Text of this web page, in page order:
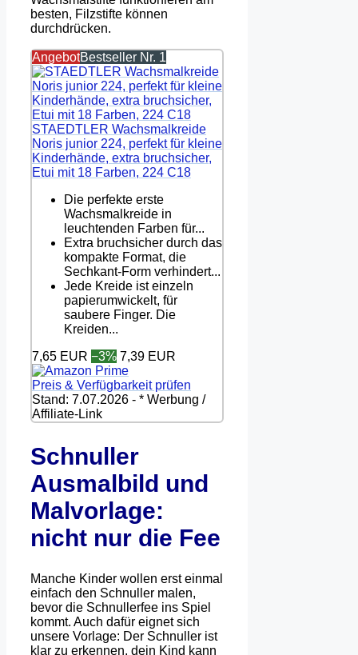
besten, Filzstifte können
durchdrücken.
AngebotBestseller Nr. 1
STAEDTLER Wachsmalkreide
Noris junior 224, perfekt für kleine
Kinderhände, extra bruchsicher,
Etui mit 18 Farben, 224 C18
Die perfekte erste
Wachsmalkreide in
leuchtenden Farben für...
Extra bruchsicher durch das
kompakte Format, die
Sechkant-Form verhindert...
Jede Kreide ist einzeln
papierumwickelt, für
saubere Finger. Die
Kreiden...
7,65 EUR −3% 7,39 EUR
Preis & Verfügbarkeit prüfen
Stand: 7.07.2026 - * Werbung /
Affiliate-Link
Schnuller
Ausmalbild und
Malvorlage:
nicht nur die Fee
Manche Kinder wollen erst einmal
einfach den Schnuller malen,
bevor die Schnullerfee ins Spiel
kommt. Auch dafür eignet sich
unsere Vorlage: Der Schnuller ist
klar zu erkennen, dein Kind kann